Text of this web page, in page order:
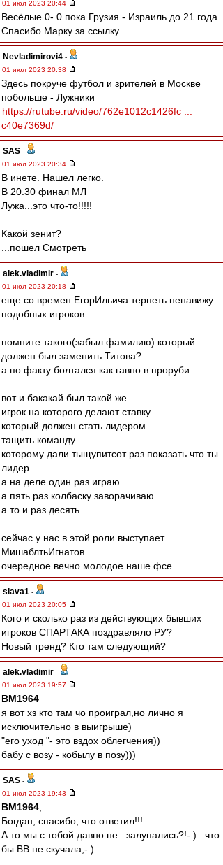
01 июл 2023 20:44
Весёлые 0- 0 пока Грузия - Израиль до 21 года.
Спасибо Марку за ссылку.
Nevladimirovi4 -
01 июл 2023 20:38
Здесь покруче футбол и зрителей в Москве
побольше - Лужники
https://rutube.ru/video/762e1012c1426fc ...
c40e7369d/
SAS -
01 июл 2023 20:34
В инете. Нашел легко.
В 20.30 финал МЛ
Лужа...это что-то!!!!!
Какой зенит?
...пошел Смотреть
alek.vladimir -
01 июл 2023 20:18
еще со времен ЕгорИльича терпеть ненавижу
подобных игроков
помните такого(забыл фамилию) который
должен был заменить Титова?
а по факту болтался как гавно в проруби..
вот и бакакай был такой же...
игрок на которого делают ставку
который должен стать лидером
тащить команду
которому дали тыщупитсот раз показать что ты
лидер
а на деле один раз играю
а пять раз колбаску заворачиваю
а то и раз десять...
сейчас у нас в этой роли выступает
МишаблтьИгнатов
очередное вечно молодое наше фсе...
slava1 -
01 июл 2023 20:05
Кого и сколько раз из действующих бывших
игроков СПАРТАКА поздравляло РУ?
Новый тренд? Кто там следующий?
alek.vladimir -
01 июл 2023 19:57
BM1964
я вот хз кто там чо проиграл,но лично я
исключительно в выигрыше)
"его уход "- это вздох облегчения))
бабу с возу - кобылу в позу)))
SAS -
01 июл 2023 19:43
BM1964
Богдан, спасибо, что ответил!!!
А то мы с тобой давно не...залупались?!-:)...что
бы ВВ не скучала,-:)